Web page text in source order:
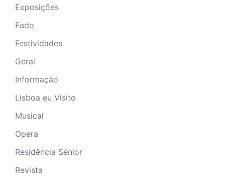
Exposições
Fado
Festividades
Geral
Informação
Lisboa eu Visito
Musical
Opera
Residência Sénior
Revista